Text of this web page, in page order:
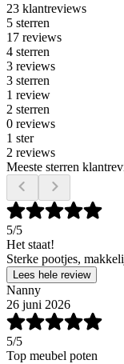
23 klantreviews
5 sterren
17 reviews
4 sterren
3 reviews
3 sterren
1 review
2 sterren
0 reviews
1 ster
2 reviews
Meeste sterren
5/5
Het staat!
Sterke pootjes,
Lees hele review
Nanny
26 juni 2026
5/5
Top meubel poten